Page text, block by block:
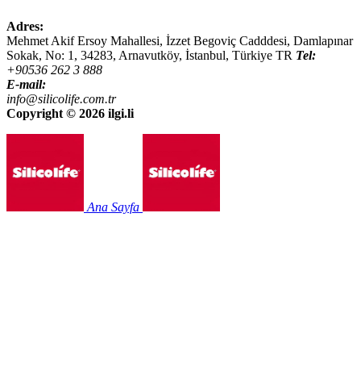
Adres:
Mehmet Akif Ersoy Mahallesi, İzzet Begoviç Cadddesi, Damlapınar
Sokak, No: 1, 34283, Arnavutköy, İstanbul, Türkiye TR Tel:
+90536 262 3 888
E-mail:
info@silicolife.com.tr
Copyright © 2026 ilgi.li
Ana Sayfa